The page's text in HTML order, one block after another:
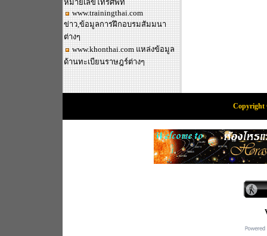
หมายเลขโทรศัพท์
www.trainingthai.com
ข่าว,ข้อมูลการฝึกอบรมสัมมนา
ต่างๆ
www.khonthai.comแหล่งข้อมูล
ด้านทะเบียนราษฎร์ต่างๆ
Copyright